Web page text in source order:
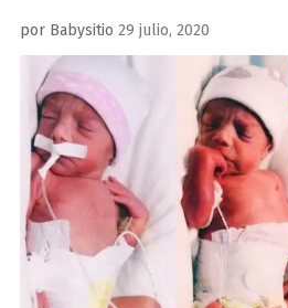
por Babysitio Publicado
el
29 julio, 2020